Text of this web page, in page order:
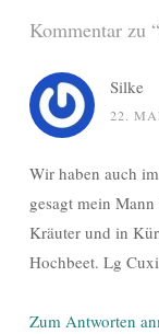
Kommentar zu “
Silke
22.
Wir haben auch
gesagt mein
Kräuter und in
Hochbeet. Lg Cuxi
Zum Antworten